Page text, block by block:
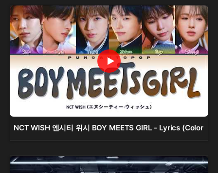
NCT WISH 엔시티 위시 BOY MEETS GIRL - Lyrics (Color